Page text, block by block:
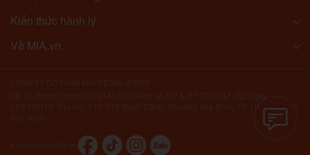
Kiến thức hành lý
Về MIA.vn
10/01/2018. Địa chỉ: 117-119 Bạch Đằng, Phường Gia Định, TP. Hồ Chí Minh,